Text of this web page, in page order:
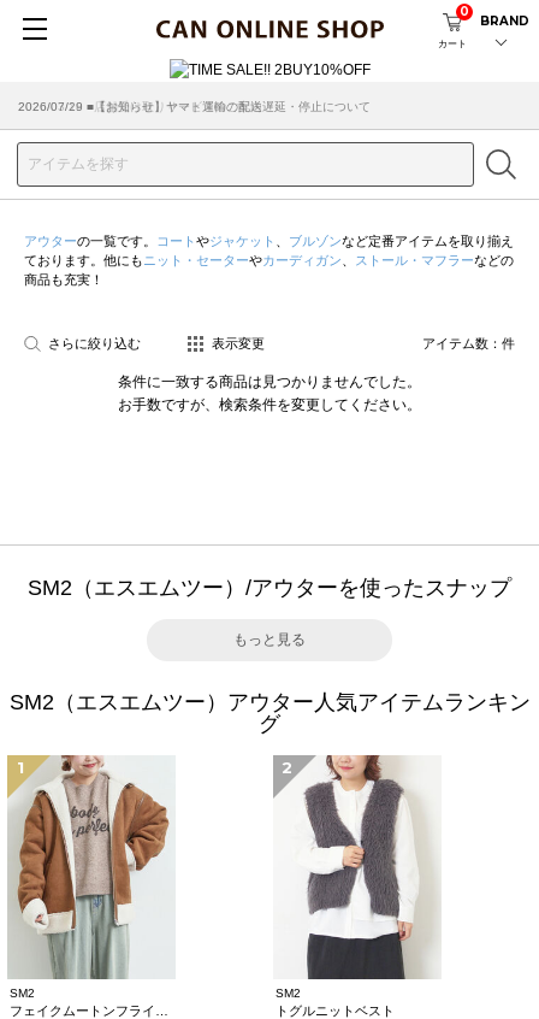
カート
0
BRAND
2026/07/29 ■【お知らせ】ヤマト運輸の配送遅延・停止について
2026/03/18 ■店舗受け取りサービスのご案内
アウターの一覧です。 コート やジャケット ブルゾンなど定番アイテムを取り揃え
ております。他にも ニット・セーターやカーディガン ストール・マフラーなどの
商品も充実！
さらに絞り込む 表示変更 アイテム数： 件
条件に一致する商品は見つかりませんでした。
お手数ですが、検索条件を変更してください。
SM2（エスエムツー）/アウターを使ったスナップ
もっと見る
SM2（エスエムツー）アウター人気アイテムランキン
グ
1
SM2
2
SM2
トグルニットベスト